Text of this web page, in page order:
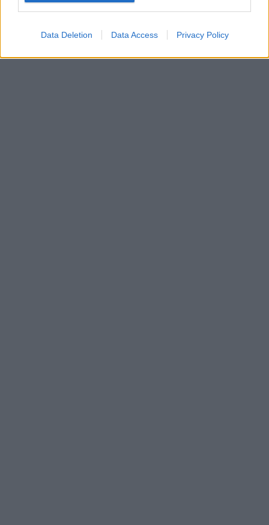
Data Deletion Data Access Privacy Policy